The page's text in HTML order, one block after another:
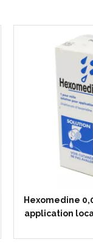
Hexomedine
application